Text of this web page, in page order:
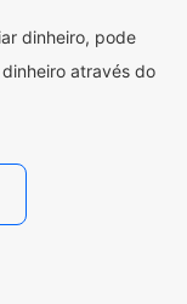
dinheiro, pode
através do